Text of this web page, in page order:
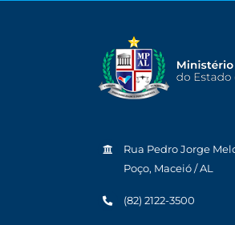
Rua Pedro Jorge
Poço, Maceió / AL
(82) 2122-3500